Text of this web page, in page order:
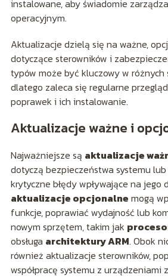
instalowane, aby świadomie
operacyjnym.
Aktualizacje dzielą się na ważne,
dotyczące sterowników i
typów może być kluczowy w różnych
dlatego zaleca się regularne
poprawek i ich instalowanie.
Aktualizacje ważne i
Najważniejsze są aktualizacje
dotyczą bezpieczeństwa systemu
krytyczne błędy wpływające na jego
aktualizacje opcjonalne mogą
funkcje, poprawiać wydajność lub
nowym sprzętem, takim jak
obsługa architektury ARM. Obok
również aktualizacje sterowników,
współpracę systemu z urządzeniami